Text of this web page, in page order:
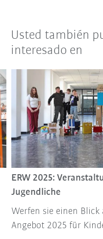
Usted también
interesado en
ERW 2025:
Jugendliche
Werfen sie einen Blick
Angebot 2025 für